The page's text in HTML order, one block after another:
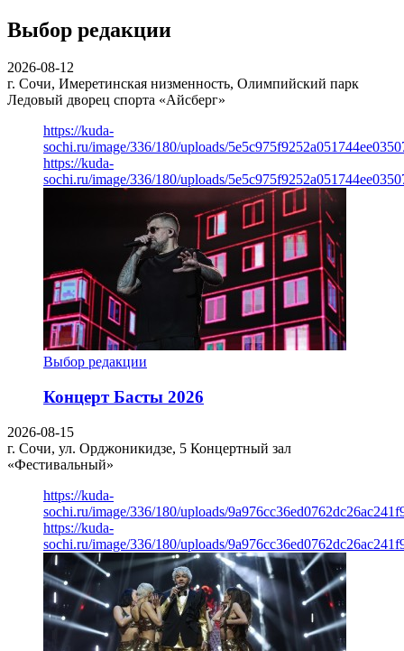
Выбор редакции
2026-08-12
г. Сочи, Имеретинская низменность, Олимпийский парк
Ледовый дворец спорта «Айсберг»
https://kuda-
sochi.ru/image/336/180/uploads/
https://kuda-
sochi.ru/image/336/180/uploads/
Выбор редакции
Концерт Басты 2026
2026-08-15
г. Сочи, ул. Орджоникидзе, 5 Концертный зал
«Фестивальный»
https://kuda-
sochi.ru/image/336/180/uploads/
https://kuda-
sochi.ru/image/336/180/uploads/